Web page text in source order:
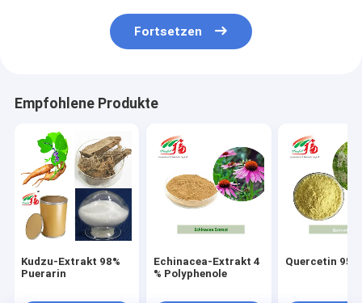
Fortsetzen
Empfohlene Produkte
Kudzu-Extrakt 98%
Puerarin
Echinacea-Extrakt 4
% Polyphenole
Quercetin 95